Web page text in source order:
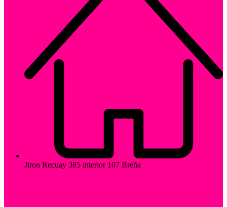
Jiron Recuay 385 interior 107 Breña